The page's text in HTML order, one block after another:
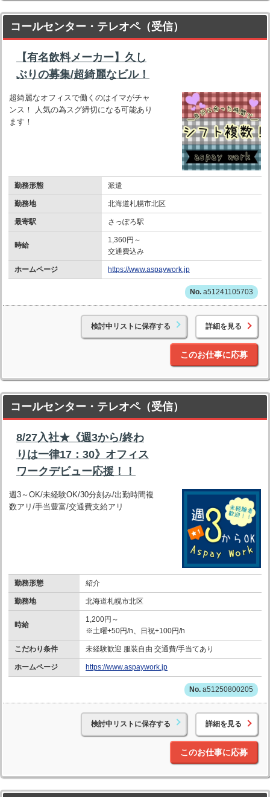
コールセンター・テレオペ（受信）
【有名飲料メーカー】久し
ぶりの募集/超綺麗なビル！
超綺麗なオフィスで働くのはイマがチャ
ンス！ 人気の為スグ締切になる可能あり
ます！
勤務形態 派遣
勤務地 北海道札幌市北区
最寄駅 さっぽろ駅
時給
1,360円～
交通費込み
ホームページ https://www.aspaywork.jp
a51241105703
検討中リストに保存する 詳細を見る
このお仕事に応募
コールセンター・テレオペ（受信）
8/27入社★《週3から/終わ
りは一律17：30》オフィス
ワークデビュー応援！！
週3～OK/未経験OK/30分刻み/出勤時間複
数アリ/手当豊富/交通費支給アリ
勤務形態 紹介
勤務地 北海道札幌市北区
時給
1,200円～
※土曜+50円/h、日祝+100円/h
こだわり条件 未経験歓迎 服装自由 交通費/手当てあり
ホームページ https://www.aspaywork.jp
a51250800205
検討中リストに保存する 詳細を見る
このお仕事に応募